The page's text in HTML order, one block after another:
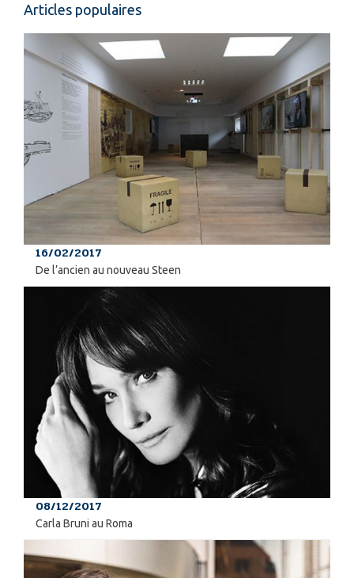
Articles populaires
16/02/2017
De l’ancien au nouveau Steen
08/12/2017
Carla Bruni au Roma